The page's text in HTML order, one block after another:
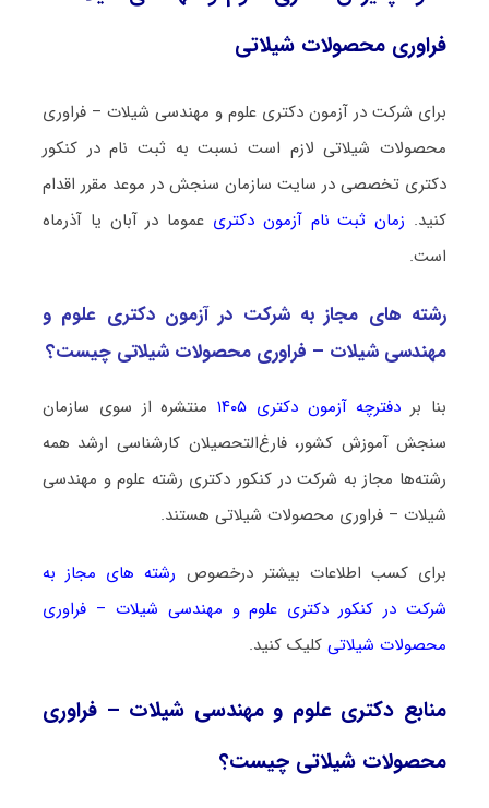
ﻓﺮاوری ﻣﺤﺼﻮﻻت شیلاتی
برای شرکت در آزمون دکتری علوم و مهندسی شیلات – ﻓﺮاوری
ﻣﺤﺼﻮﻻت شیلاتی لازم است نسبت به ثبت نام در کنکور
دکتری تخصصی در سایت سازمان سنجش در موعد مقرر اقدام
کنید. زمان ثبت نام آزمون دکتری عموما در آبان یا آذرماه
است.
رشته­ های مجاز به شرکت در آزمون دکتری علوم و
مهندسی شیلات – ﻓﺮاوری ﻣﺤﺼﻮﻻت شیلاتی چیست؟
بنا بر دفترچه آزمون دکتری ۱۴۰۵
منتشره از سوی سازمان
سنجش آموزش کشور، فارغ‌التحصیلان کارشناسی ارشد همه
رشته‌ها مجاز به شرکت در کنکور دکتری رشته علوم و مهندسی
شیلات – ﻓﺮاوری ﻣﺤﺼﻮﻻت شیلاتی هستند.
برای کسب اطلاعات بیشتر درخصوص رشته های مجاز به
شرکت در کنکور دکتری علوم و مهندسی شیلات – ﻓﺮاوری
ﻣﺤﺼﻮﻻت شیلاتیکلیک کنید.
منابع دکتری علوم و مهندسی شیلات – ﻓﺮاوری
ﻣﺤﺼﻮﻻت شیلاتی چیست؟